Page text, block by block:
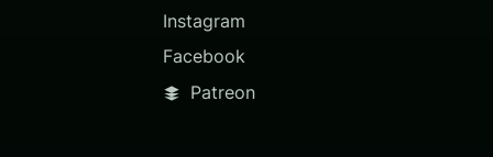
Instagram
Facebook
Patreon